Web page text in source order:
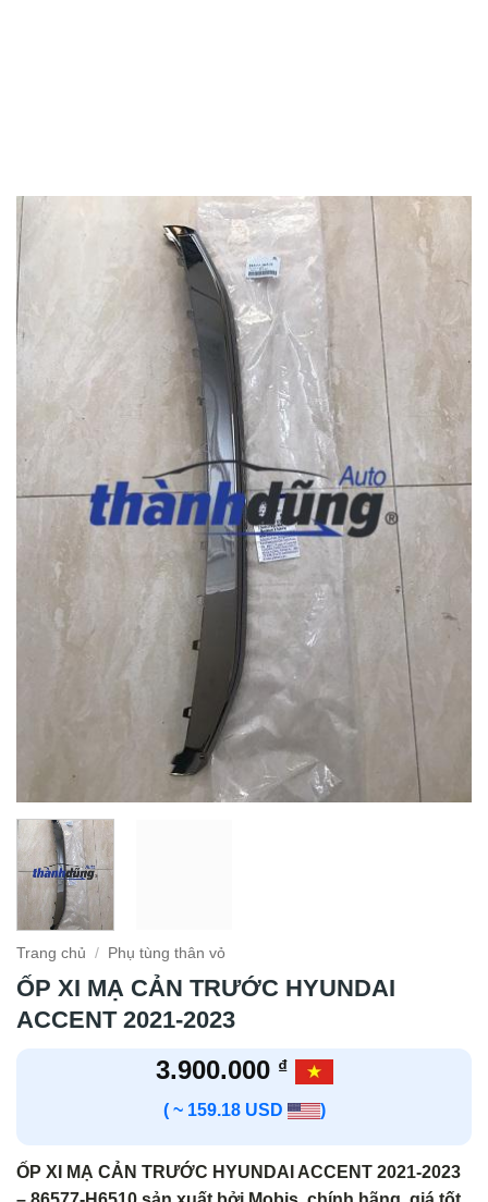
Trang chủ / Phụ tùng thân vỏ
ỐP XI MẠ CẢN TRƯỚC HYUNDAI
ACCENT 2021-2023
3.900.000 ₫
( ~ 159.18 USD )
ỐP XI MẠ CẢN TRƯỚC HYUNDAI ACCENT 2021-2023